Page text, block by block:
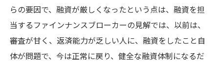
らの要因で、融資が厳しくなったという点は、融資を担
当するファインナンスブローカーの見解では、以前は、
審査が甘く、返済能力が乏しい人に、融資をしたこと自
体が問題で、今は正常に戻り、健全な融資体制になるだ